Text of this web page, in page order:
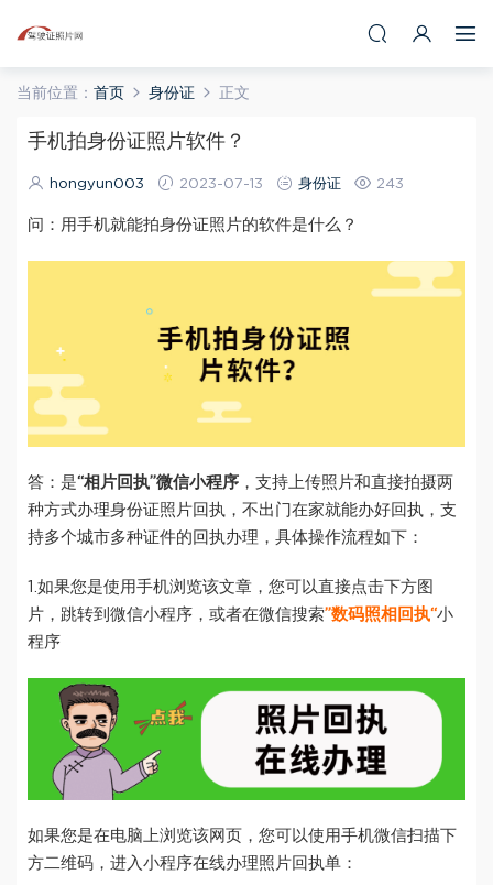
当前位置： 首页 身份证 正文
手机拍身份证照片软件？
hongyun003 2023-07-13 身份证 243
问：用手机就能拍身份证照片的软件是什么？
答：是“相片回执”微信小程序 ，支持上传照片和直接拍摄两
种方式办理身份证照片回执，不出门在家就能办好回执，支
持多个城市多种证件的回执办理，具体操作流程如下：
1.如果您是使用手机浏览该文章，您可以直接点击下方图
片，跳转到微信小程序，或者在微信搜索”数码照相回执“小
程序
如果您是在电脑上浏览该网页，您可以使用手机微信扫描下
方二维码，进入小程序在线办理照片回执单：